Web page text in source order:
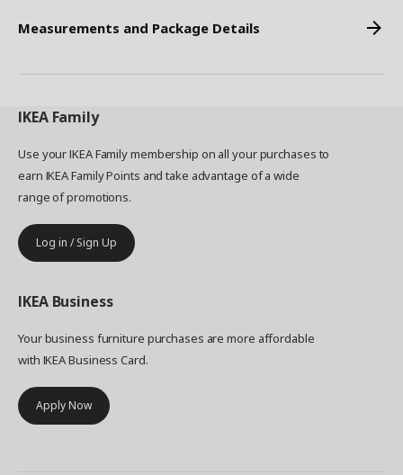
Measurements and Package Details
IKEA Family
Use your IKEA Family membership on all your purchases to
earn IKEA Family Points and take advantage of a wide
range of promotions.
Log in / Sign Up
IKEA Business
Your business furniture purchases are more affordable
with IKEA Business Card.
Apply Now